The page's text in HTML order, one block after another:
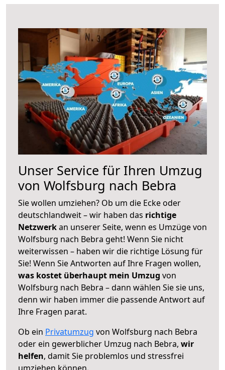
Unser Service für Ihren Umzug
von Wolfsburg nach Bebra
Sie wollen umziehen? Ob um die Ecke oder
deutschlandweit – wir haben das richtige
Netzwerkan unserer Seite, wenn es Umzüge von
Wolfsburg nach Bebra geht! Wenn Sie nicht
weiterwissen – haben wir die richtige Lösung für
Sie! Wenn Sie Antworten auf Ihre Fragen wollen,
was kostet überhaupt mein Umzug von
Wolfsburg nach Bebra – dann wählen Sie sie uns,
denn wir haben immer die passende Antwort auf
Ihre Fragen parat.
Ob ein Privatumzug von Wolfsburg nach Bebra
oder ein gewerblicher Umzug nach Bebra, wir
helfen, damit Sie problemlos und stressfrei